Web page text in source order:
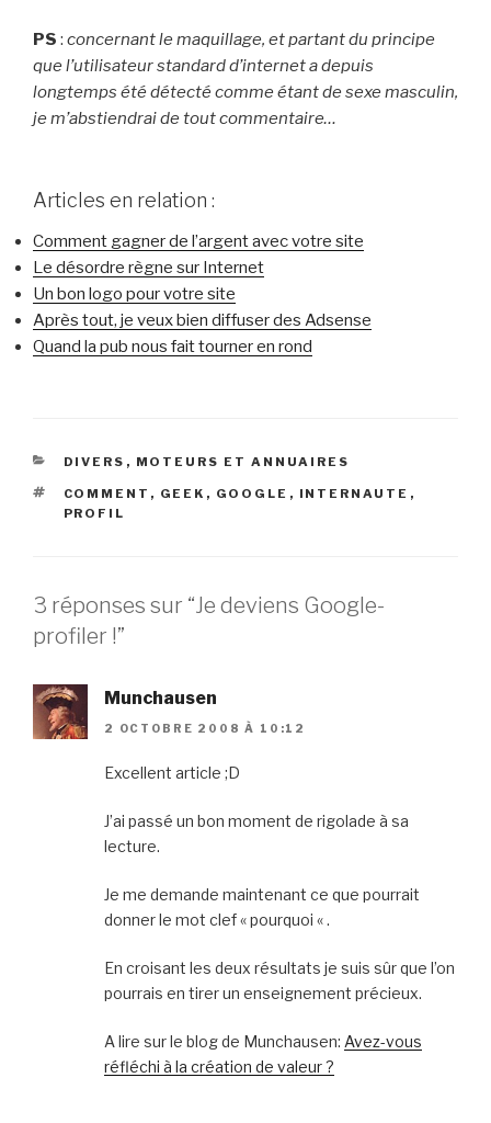
PS : concernant le maquillage, et partant du principe
que l’utilisateur standard d’internet a depuis
longtemps été détecté comme étant de sexe masculin,
je m’abstiendrai de tout commentaire…
Articles en relation :
Comment gagner de l’argent avec votre site
Le désordre règne sur Internet
Un bon logo pour votre site
Après tout, je veux bien diffuser des Adsense
Quand la pub nous fait tourner en rond
CATÉGORIES
DIVERS , MOTEURS ET ANNUAIRES
ÉTIQUETTES
COMMENT , GEEK , GOOGLE , INTERNAUTE ,
PROFIL
3 réponses sur “Je deviens Google-
profiler !”
Munchausen
2 OCTOBRE 2008 À 10:12
Excellent article ;D
J’ai passé un bon moment de rigolade à sa
lecture.
Je me demande maintenant ce que pourrait
donner le mot clef « pourquoi « .
En croisant les deux résultats je suis sûr que l’on
pourrais en tirer un enseignement précieux.
A lire sur le blog de Munchausen: Avez-vous
réfléchi à la création de valeur ?